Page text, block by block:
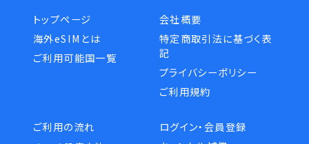
トップページ
海外eSIMとは
ご利用可能国一覧
ご利用の流れ
会社概要
特定商取引法に基づく表
記
プライバシーポリシー
ご利用規約
ログイン・会員登録